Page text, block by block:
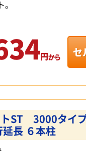
円から セ
トST 3000タイ
長 ６本柱